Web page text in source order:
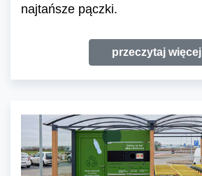
najtańsze pączki.
przeczytaj więcej